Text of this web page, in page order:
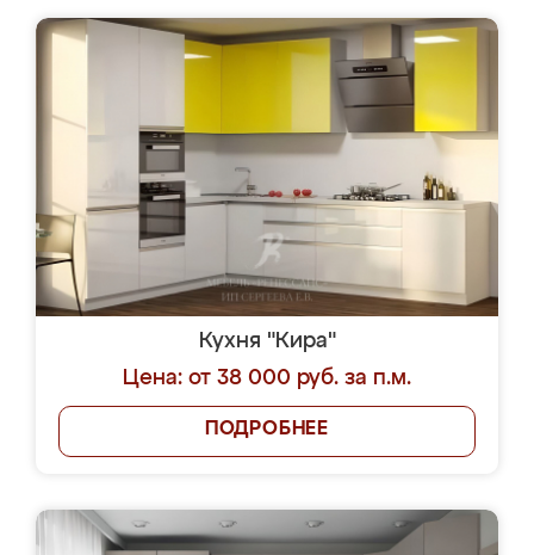
Кухня "Кира"
Цена: от 38 000 руб. за п.м.
ПОДРОБНЕЕ